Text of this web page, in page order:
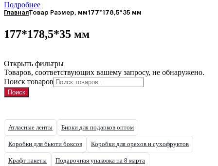
Подробнее
ГлавнаяТовар Размер, мм177*178,5*35 мм
177*178,5*35 мм
Открыть фильтры
Товаров, соответствующих вашему запросу, не обнаружено.
Поиск товаров
Поиск
Атласные ленты Бирки для подарков оптом
Коробки для бьюти боксов Коробки для орехов и сухофруктов
Крафт пакеты Подарочная упаковка на 8 марта